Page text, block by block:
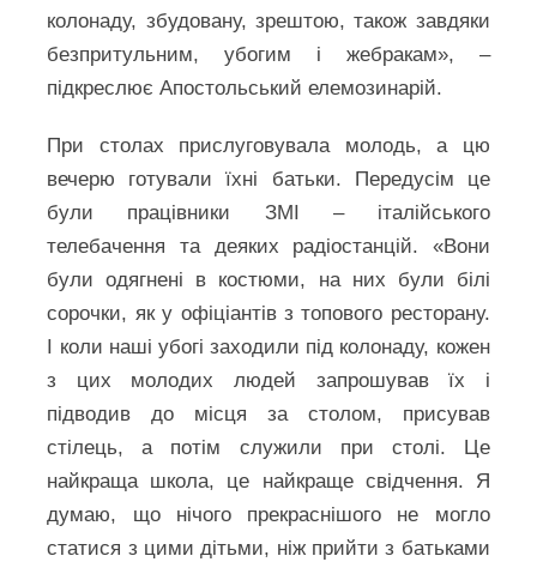
колонаду, збудовану, зрештою, також завдяки
безпритульним, убогим і жебракам», –
підкреслює Апостольський елемозинарій.
При столах прислуговувала молодь, а цю
вечерю готували їхні батьки. Передусім це
були працівники ЗМІ – італійського
телебачення та деяких радіостанцій. «Вони
були одягнені в костюми, на них були білі
сорочки, як у офіціантів з топового ресторану.
І коли наші убогі заходили під колонаду, кожен
з цих молодих людей запрошував їх і
підводив до місця за столом, присував
стілець, а потім служили при столі. Це
найкраща школа, це найкраще свідчення. Я
думаю, що нічого прекраснішого не могло
статися з цими дітьми, ніж прийти з батьками